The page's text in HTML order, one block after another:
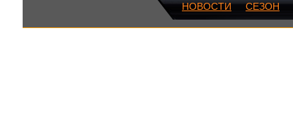
НОВОСТИ СЕЗОН